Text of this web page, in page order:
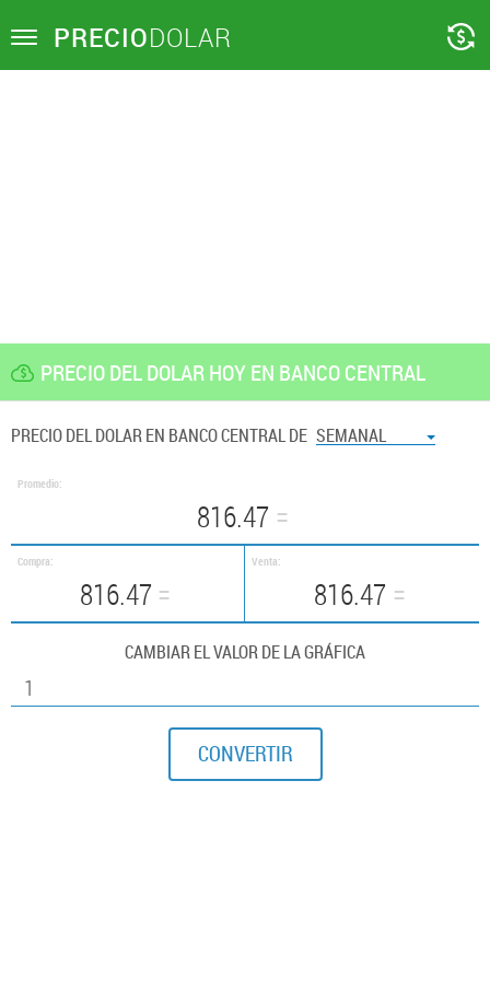
Toggle PRECIODOLAR
PRECIO DEL DOLAR HOY EN BANCO CENTRAL
PRECIO DEL DOLAR EN BANCO CENTRAL DE SEMANAL
Promedio:
816.47
Compra:
816.47
Venta:
816.47
CAMBIAR EL VALOR DE LA GRÁFICA
CONVERTIR